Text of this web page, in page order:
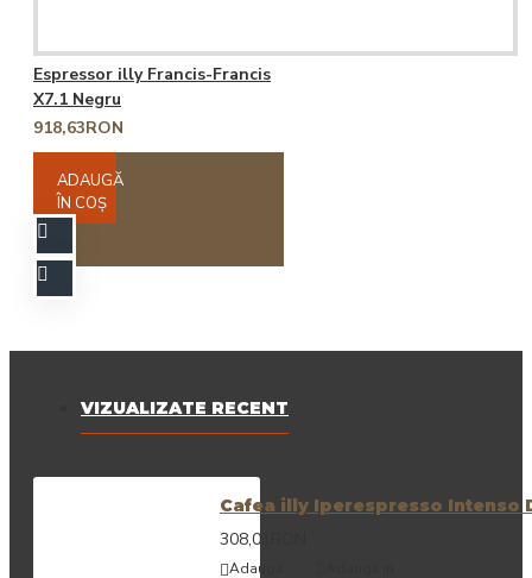
Espressor illy Francis-Francis
X7.1 Negru
918,63RON
ADAUGĂ
ÎN COŞ
VIZUALIZATE RECENT
Cafea illy Iperespresso Intenso
308,01RON
Adaugă